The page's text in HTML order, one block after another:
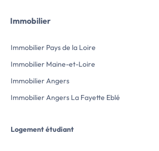
Immobilier
Immobilier Pays de la Loire
Immobilier Maine-et-Loire
Immobilier Angers
Immobilier Angers La Fayette Eblé
Logement étudiant